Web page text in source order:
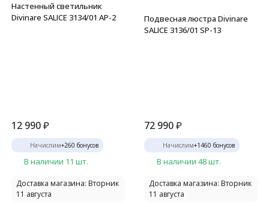
Настенный светильник
Divinare SALICE 3134/01 AP-2
12 990₽
Начислим+260 бонусов
В наличии 11 шт.
Доставка магазина: Вторник
11 августа
Подвесная люстра Divinare
SALICE 3136/01 SP-13
72 990₽
Начислим+1460 бонусов
В наличии 48 шт.
Доставка магазина: Вторник
11 августа